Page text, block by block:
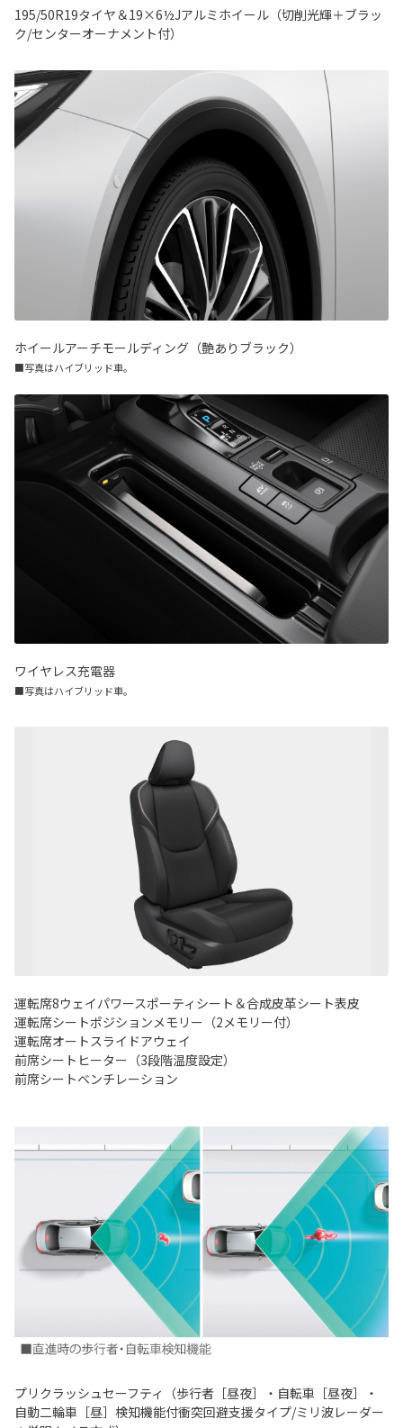
195/50R19タイヤ＆19×6½Jアルミホイール（切削光輝＋ブラッ
ク/センターオーナメント付）
ホイールアーチモールディング（艶ありブラック）
■写真はハイブリッド車。
ワイヤレス充電器
■写真はハイブリッド車。
運転席8ウェイパワースポーティシート＆合成皮革シート表皮
運転席シートポジションメモリー（2メモリー付）
運転席オートスライドアウェイ
前席シートヒーター（3段階温度設定）
前席シートベンチレーション
プリクラッシュセーフティ（歩行者［昼夜］・自転車［昼夜］・
自動二輪車［昼］検知機能付衝突回避支援タイプ/ミリ波レーダー